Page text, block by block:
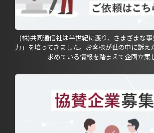
(株)共同通信社は半世紀に渡り、さまざまな
力」を培ってきました。お客様が世の中に訴え
求めている情報を踏まえて企画立案